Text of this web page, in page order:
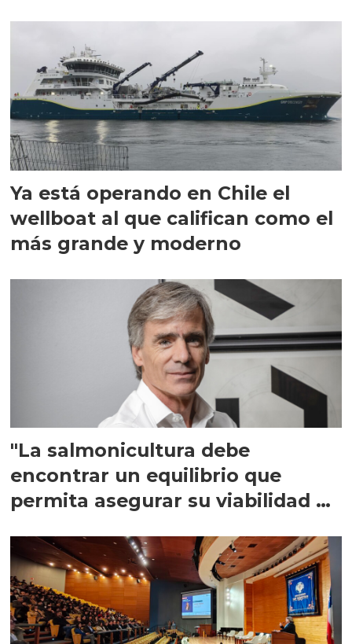
Ya está operando en Chile el
wellboat al que califican como el
más grande y moderno
"La salmonicultura debe
encontrar un equilibrio que
permita asegurar su viabilidad de